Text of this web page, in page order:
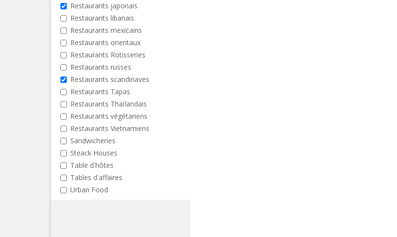
Restaurants japonais
Restaurants libanais
Restaurants mexicains
Restaurants orientaux
Restaurants Rotisseries
Restaurants russes
Restaurants scandinaves
Restaurants Tapas
Restaurants Thaïlandais
Restaurants végétariens
Restaurants Vietnamiens
Sandwicheries
Steack Houses
Table d'hôtes
Tables d'affaires
Urban Food